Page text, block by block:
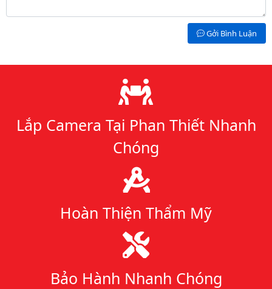
Gởi Bình Luận
Lý do chọn chúng tôi
Lắp Camera Tại Phan Thiết Nhanh
Chóng
Hoàn Thiện Thẩm Mỹ
Bảo Hành Nhanh Chóng